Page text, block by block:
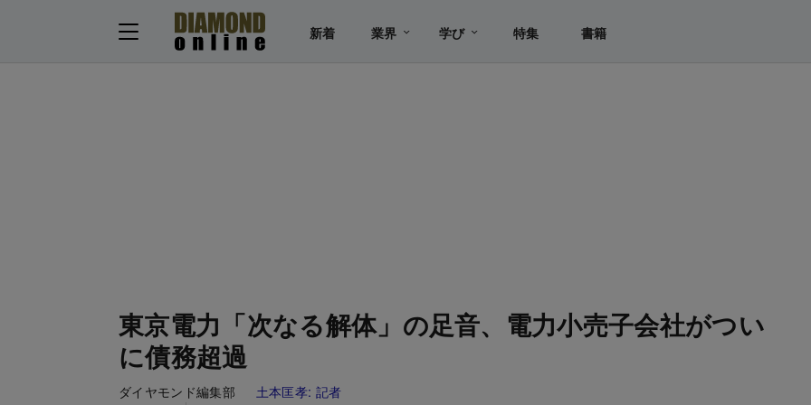
新着 業界 学び 特集 書籍
東京電力「次なる解体」の足音、電力小売子会社がつい
に債務超過
ダイヤモンド編集部 土本匡孝: 記者